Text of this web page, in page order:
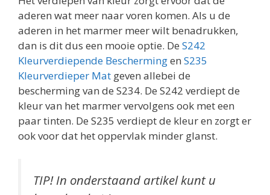
aderen wat meer naar voren komen. Als u de
aderen in het marmer meer wilt benadrukken,
dan is dit dus een mooie optie. De S242
Kleurverdiepende Beschermingen S235
Kleurverdieper Mat geven allebei de
bescherming van de S234. De S242 verdiept de
kleur van het marmer vervolgens ook met een
paar tinten. De S235 verdiept de kleur en zorgt er
ook voor dat het oppervlak minder glanst.
TIP! In onderstaand artikel kunt u